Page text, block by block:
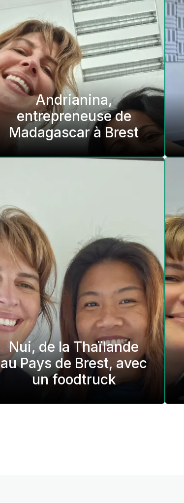
Andrianina,
entrepreneuse de
Madagascar à Brest
Nui, de la Thaïlande
au Pays de Brest, avec
un foodtruck